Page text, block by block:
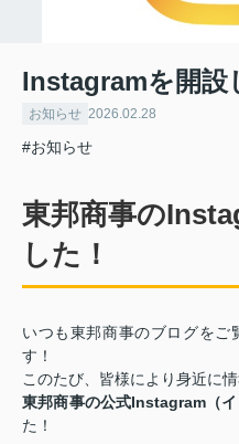
Instagramを開設
お知らせ 2026.02.28
#お知らせ
東邦商事の
した！
いつも東邦商事のブログをご
す！
このたび、皆様により身近に
東邦商事の公式Instagram（イ
た！